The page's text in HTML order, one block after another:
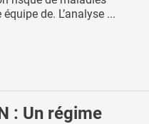
de. L’analyse ...
: Un régime